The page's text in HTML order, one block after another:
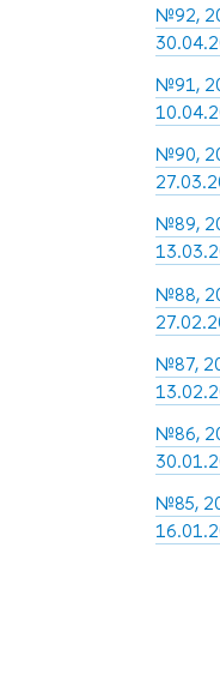
№92,
№91,
№90,
№89,
№88,
№87,
№86,
№85,